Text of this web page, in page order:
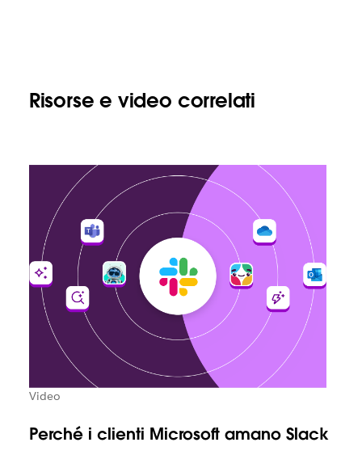
Risorse e video correlati
Video
Perché i clienti Microsoft amano Slack